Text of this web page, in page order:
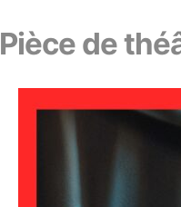
Pièce de